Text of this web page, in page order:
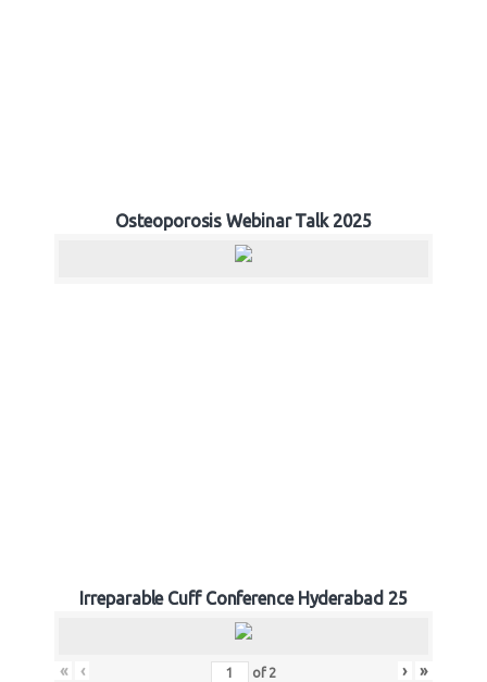
Osteoporosis Webinar Talk 2025
Irreparable Cuff Conference Hyderabad 25
« ‹ of 2 › »